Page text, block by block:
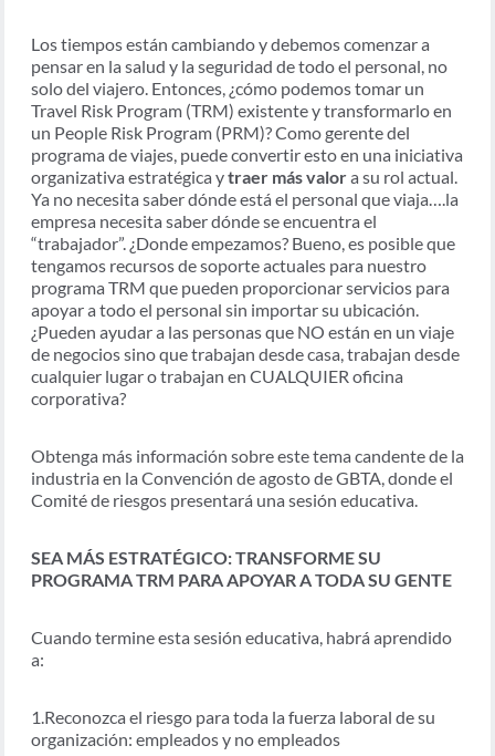
Los tiempos están cambiando y debemos comenzar a
pensar en la salud y la seguridad de todo el personal, no
solo del viajero. Entonces, ¿cómo podemos tomar un
Travel Risk Program (TRM) existente y transformarlo en
un People Risk Program (PRM)? Como gerente del
programa de viajes, puede convertir esto en una iniciativa
organizativa estratégica ytraer más valora su rol actual.
Ya no necesita saber dónde está el personal que viaja….la
empresa necesita saber dónde se encuentra el
“trabajador”. ¿Donde empezamos? Bueno, es posible que
tengamos recursos de soporte actuales para nuestro
programa TRM que pueden proporcionar servicios para
apoyar a todo el personal sin importar su ubicación.
¿Pueden ayudar a las personas que NO están en un viaje
de negocios sino que trabajan desde casa, trabajan desde
cualquier lugar o trabajan en CUALQUIER oficina
corporativa?
Obtenga más información sobre este tema candente de la
industria en la Convención de agosto de GBTA, donde el
Comité de riesgos presentará una sesión educativa.
SEA MÁS ESTRATÉGICO: TRANSFORME SU
PROGRAMA TRM PARA APOYAR A TODA SU GENTE
Cuando termine esta sesión educativa, habrá aprendido
a:
1.Reconozca el riesgo para toda la fuerza laboral de su
organización: empleados y no empleados